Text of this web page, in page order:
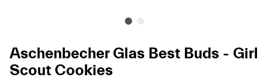
Aschenbecher Glas Best Buds - Girl
Scout Cookies